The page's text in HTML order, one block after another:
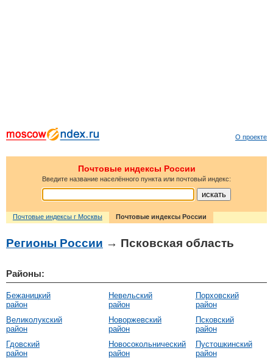
О проекте
Почтовые индексы России
Введите название населённого пункта или почтовый индекс:
Почтовые индексы г Москвы Почтовые индексы России
Регионы России → Псковская область
Районы:
Бежаницкий
район
Великолукский
район
Гдовский
район
Невельский
район
Новоржевский
район
Новосокольнический
район
Порховский
район
Псковский
район
Пустошкинский
район